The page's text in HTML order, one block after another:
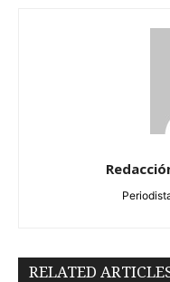
RELATED